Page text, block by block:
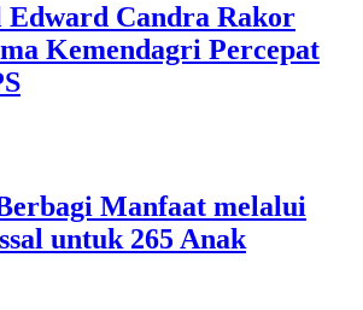
Edward Candra Rakor
Kemendagri Percepat
Manfaat melalui
untuk 265 Anak